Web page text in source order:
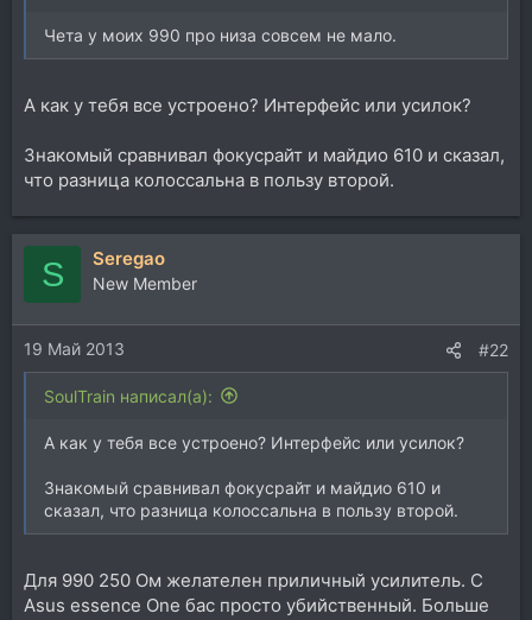
Чета у моих 990 про низа совсем не мало.
А как у тебя все устроено? Интерфейс или усилок?
Знакомый сравнивал фокусрайт и майдио 610 и сказал,
что разница колоссальна в пользу второй.
S Seregao
New Member
19 Май 2013 #22
SoulTrain написал(а):
А как у тебя все устроено? Интерфейс или усилок?
Знакомый сравнивал фокусрайт и майдио 610 и
сказал, что разница колоссальна в пользу второй.
Для 990 250 Ом желателен приличный усилитель. С
Asus essence One бас просто убийственный. Больше